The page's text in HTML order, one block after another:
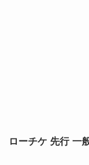
ローチケ 先行 一